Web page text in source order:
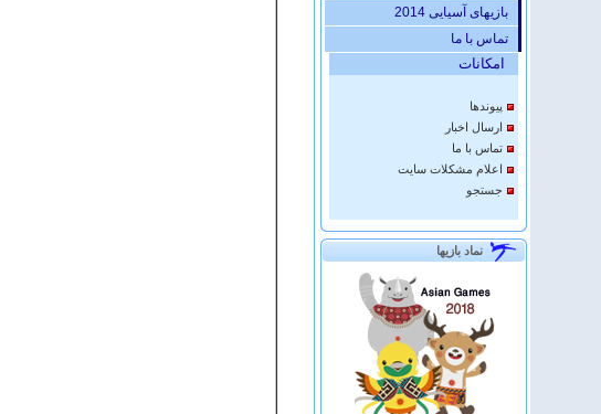
بازیهای آسیایی 2014
تماس با ما
امكانات
پيوندها
ارسال اخبار
تماس با ما
اعلام مشكلات سايت
جستجو
نماد بازیها